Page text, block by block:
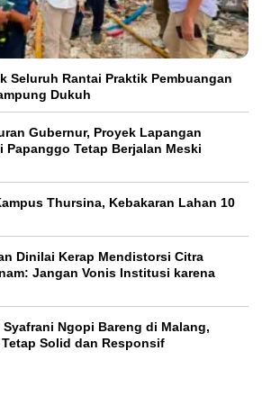
Seluruh Rantai Praktik Pembuangan
Dukuh
Gubernur, Proyek Lapangan
Papanggo Tetap Berjalan Meski
Thursina, Kebakaran Lahan 10
Dinilai Kerap Mendistorsi Citra
Jangan Vonis Institusi karena
Syafrani Ngopi Bareng di Malang,
Solid dan Responsif